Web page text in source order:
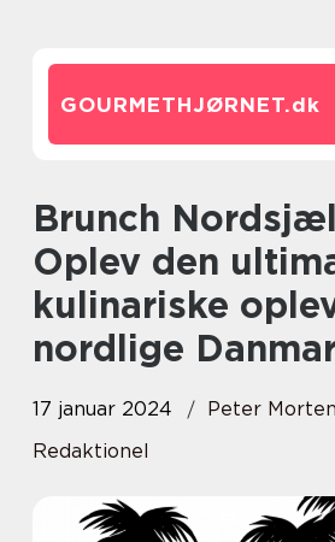
GOURMETHJØRNET.dk
Brunch Nordsjælland:
Oplev den
kulinariske
nordlige
17 januar 2024
Peter
Redaktionel